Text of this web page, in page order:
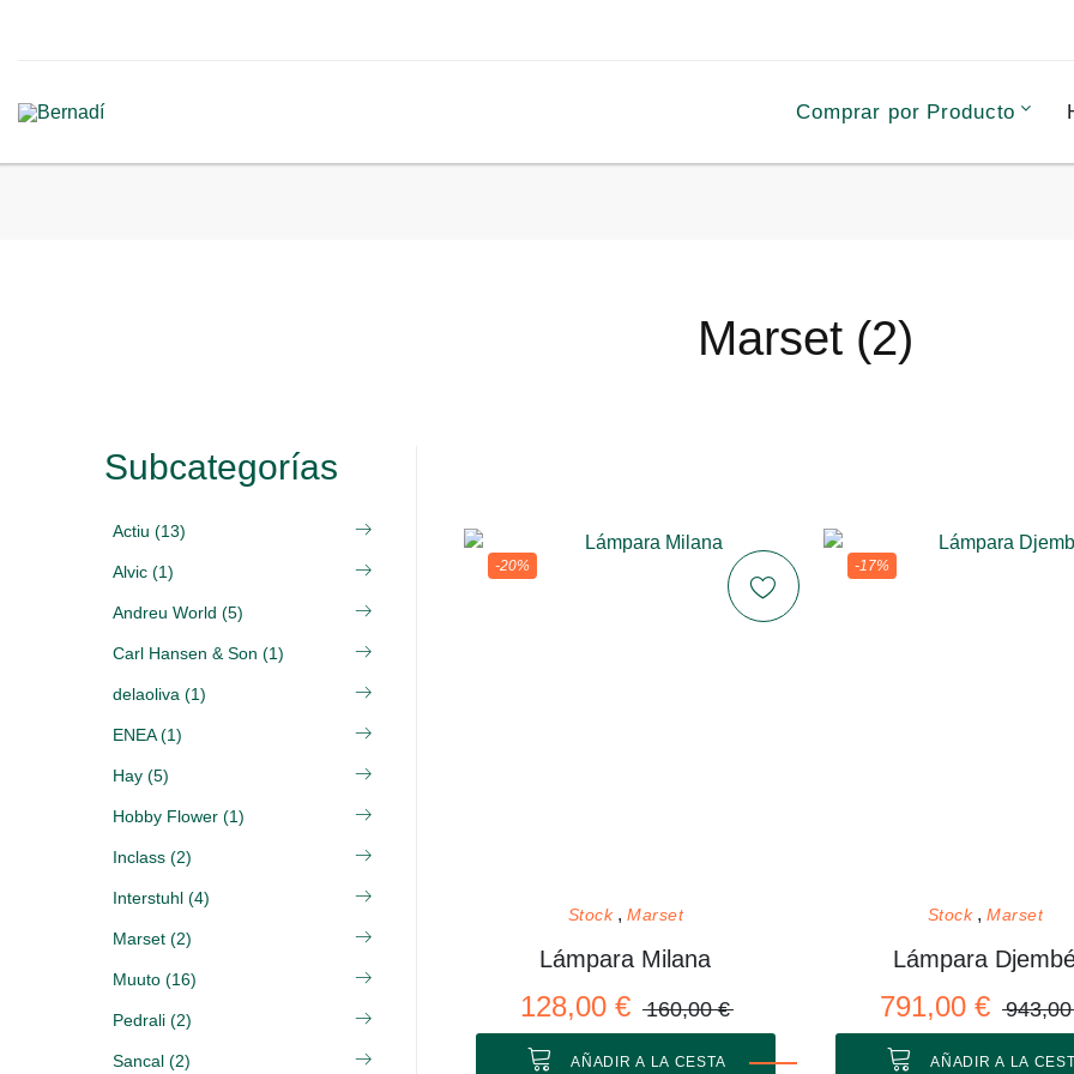
Comprar por Producto
Marset (2)
-20%
Stock Marset
Lámpara Milana
128,00 € 160,00 €
AÑADIR A LA CESTA
-17%
Stock Marset
Lámpara
791,00 €
AÑADIR A LA
Subcategorías
Actiu (13)
Alvic (1)
Andreu World (5)
Carl Hansen & Son (1)
delaoliva (1)
ENEA (1)
Hay (5)
Hobby Flower (1)
Inclass (2)
Interstuhl (4)
Marset (2)
Muuto (16)
Pedrali (2)
Sancal (2)